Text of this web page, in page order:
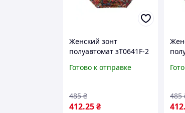
Женский зонт
полуавтомат зТ0641F-2
Готово к отправке
412.25₴
485 ₴
412
485